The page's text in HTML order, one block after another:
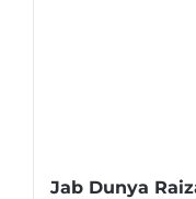
Jab Dunya